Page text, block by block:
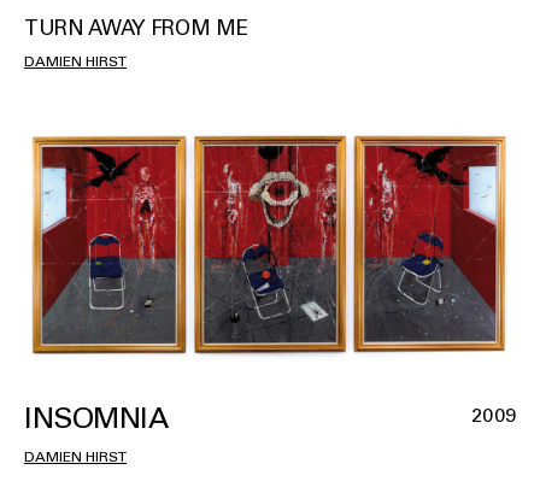
TURN AWAY FROM ME
DAMIEN HIRST
INSOMNIA 2009
DAMIEN HIRST